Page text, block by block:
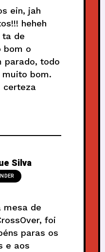
ein, jah
heheh
ta de
bom o
parado, todo
muito bom.
certeza
Silva
mesa de
foi
paras os
e aos